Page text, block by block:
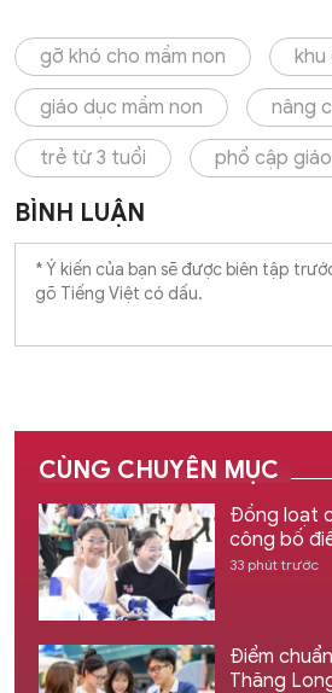
gỡ khó cho mầm non khu
giáo dục mầm non nâng
trẻ từ 3 tuổi phổ cập
BÌNH LUẬN
CÙNG CHUYÊN MỤC
Đồng loạt
công bố
33 phút trước
Điểm
Thăng